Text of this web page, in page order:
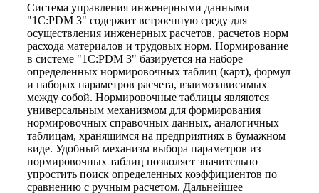
Система управления инженерными данными
"1C:PDM 3" содержит встроенную среду для
осуществления инженерных расчетов, расчетов норм
расхода материалов и трудовых норм. Нормирование
в системе "1С:PDM 3" базируется на наборе
определенных нормировочных таблиц (карт), формул
и наборах параметров расчета, взаимозависимых
между собой. Нормировочные таблицы являются
универсальным механизмом для формирования
нормировочных справочных данных, аналогичных
таблицам, хранящимся на предприятиях в бумажном
виде. Удобный механизм выбора параметров из
нормировочных таблиц позволяет значительно
упростить поиск определенных коэффициентов по
сравнению с ручным расчетом. Дальнейшее